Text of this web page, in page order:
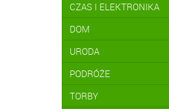
CZAS I ELEKTRONIKA
DOM
URODA
PODRÓŻE
TORBY